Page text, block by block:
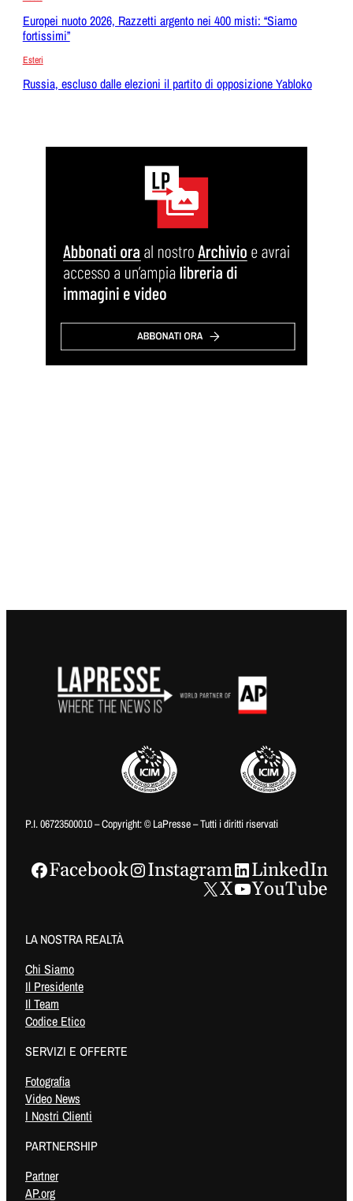
Europei nuoto 2026, Razzetti argento nei 400 misti: “Siamo
fortissimi”
Esteri
Russia, escluso dalle elezioni il partito di opposizione Yabloko
P.I. 06723500010 – Copyright: © LaPresse – Tutti i diritti riservati
Facebook Instagram
LinkedIn
X
YouTube
LA NOSTRA REALTÀ
Chi Siamo
Il Presidente
Il Team
Codice Etico
SERVIZI E OFFERTE
Fotografia
Video News
I Nostri Clienti
PARTNERSHIP
Partner
AP.org